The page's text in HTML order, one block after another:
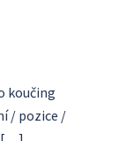
koučing
/ pozice /